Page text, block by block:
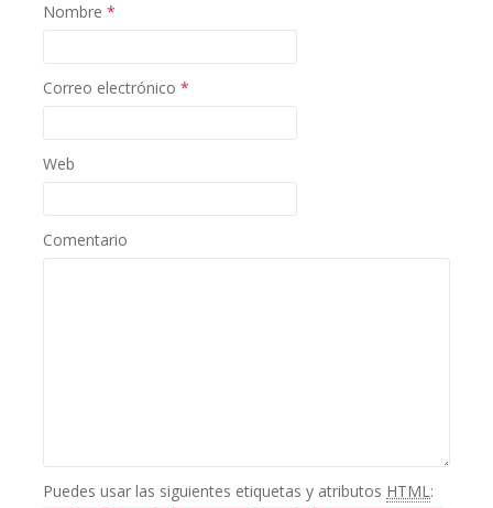
Nombre *
Correo electrónico *
Web
Comentario
Puedes usar las siguientes etiquetas y atributos HTML: